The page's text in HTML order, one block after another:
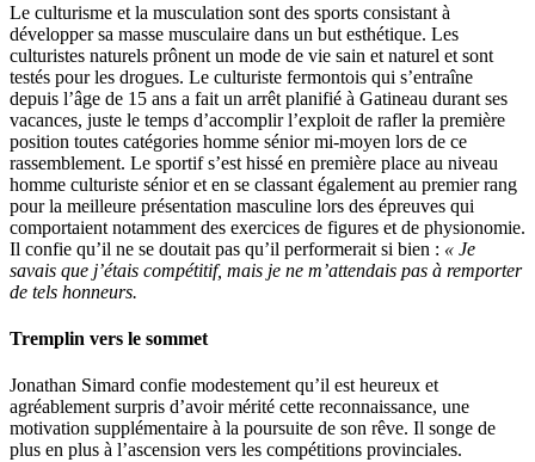
Le culturisme et la musculation sont des sports consistant à
développer sa masse musculaire dans un but esthétique. Les
culturistes naturels prônent un mode de vie sain et naturel et sont
testés pour les drogues. Le culturiste fermontois qui s’entraîne
depuis l’âge de 15 ans a fait un arrêt planifié à Gatineau durant ses
vacances, juste le temps d’accomplir l’exploit de rafler la première
position toutes catégories homme sénior mi-moyen lors de ce
rassemblement. Le sportif s’est hissé en première place au niveau
homme culturiste sénior et en se classant également au premier rang
pour la meilleure présentation masculine lors des épreuves qui
comportaient notamment des exercices de figures et de physionomie.
Il confie qu’il ne se doutait pas qu’il performerait si bien : « Je
savais que j’étais compétitif, mais je ne m’attendais pas à remporter
de tels honneurs.
Tremplin vers le sommet
Jonathan Simard confie modestement qu’il est heureux et
agréablement surpris d’avoir mérité cette reconnaissance, une
motivation supplémentaire à la poursuite de son rêve. Il songe de
plus en plus à l’ascension vers les compétitions provinciales.